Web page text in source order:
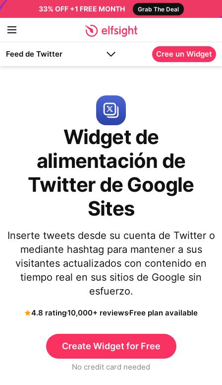
33% OFF +1 FREE MONTH Grab The Deal
Feed de Twitter Cree un Widget
Widget de
alimentación de
Twitter de Google
Sites
Inserte tweets desde su cuenta de Twitter o
mediante hashtag para mantener a sus
visitantes actualizados con contenido en
tiempo real en sus sitios de Google sin
esfuerzo.
4.8 rating10,000+ reviewsFree plan available
Create Widget for Free
No credit card needed